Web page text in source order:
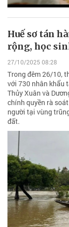
Huế sơ tán
rộng, học
27/10/2025 08:28
Trong đêm 26/10,
với 730 nhân khẩu
Thủy Xuân và
chính quyền rà
người tại vùng
đất.